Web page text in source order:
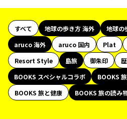
すべて 地球の歩き方 海外
地球の
aruco 海外
aruco 国内 Plat
Resort Style
島旅 御朱印
BOOKS スペシャルコラボ
BOOKS
BOOKS 旅と健康
BOOKS 旅の読み